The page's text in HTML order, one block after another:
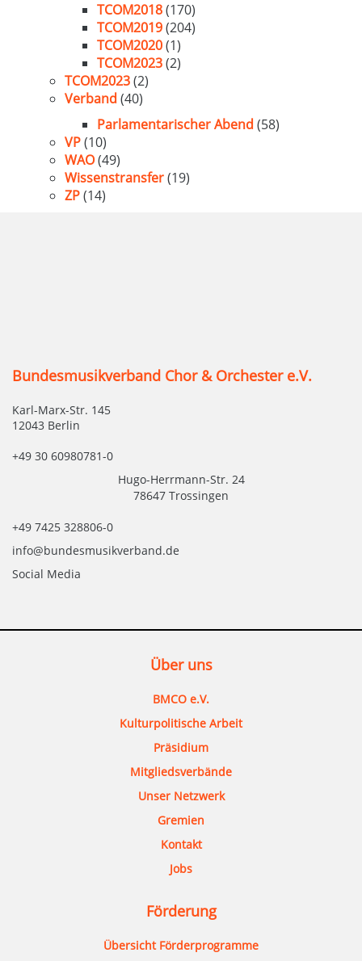
TCOM2018(170)
TCOM2019(204)
TCOM2020(1)
TCOM2023(2)
TCOM2023(2)
Verband (40)
Parlamentarischer Abend (58)
VP(10)
WAO(49)
Wissenstransfer(19)
ZP(14)
Bundesmusikverband Chor & Orchester e.V.
Karl-Marx-Str. 145
12043 Berlin
+49 30 60980781-0
Hugo-Herrmann-Str. 24
78647 Trossingen
+49 7425 328806-0
info@bundesmusikverband.de
Social Media
Über uns
BMCO e.V.
Kulturpolitische Arbeit
Präsidium
Mitgliedsverbände
Unser Netzwerk
Gremien
Kontakt
Jobs
Förderung
Übersicht Förderprogramme